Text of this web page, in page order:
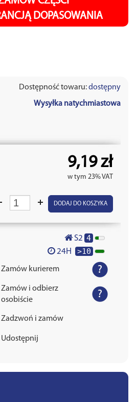
DOPASOWANIA
Dostępność towaru:dostępny
Wysyłka natychmiastowa
9,19 zł
w tym 23% VAT
DODAJ DO KOSZYKA
S2 4
24H >10
Zamów kurierem
Zamów i odbierz
osobiście
Zadzwoń i zamów
Udostępnij